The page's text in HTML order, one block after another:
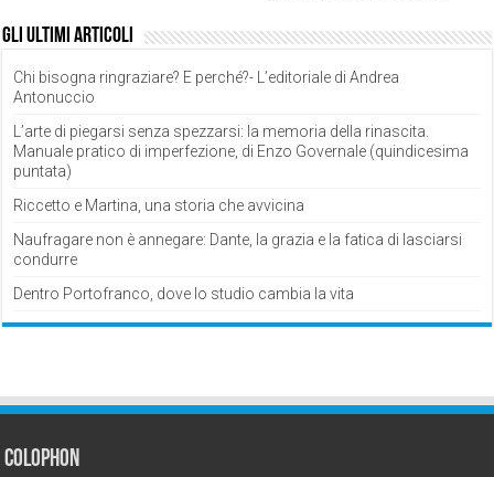
Gli ultimi articoli
Chi bisogna ringraziare? E perché?- L’editoriale di Andrea
Antonuccio
L’arte di piegarsi senza spezzarsi: la memoria della rinascita.
Manuale pratico di imperfezione, di Enzo Governale (quindicesima
puntata)
Riccetto e Martina, una storia che avvicina
Naufragare non è annegare: Dante, la grazia e la fatica di lasciarsi
condurre
Dentro Portofranco, dove lo studio cambia la vita
Colophon